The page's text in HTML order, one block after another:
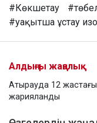
#Көкшетау
#уақытша ұстау
Алдыңғы жаңалық
Атырауда 12 жастағы
жарияланды